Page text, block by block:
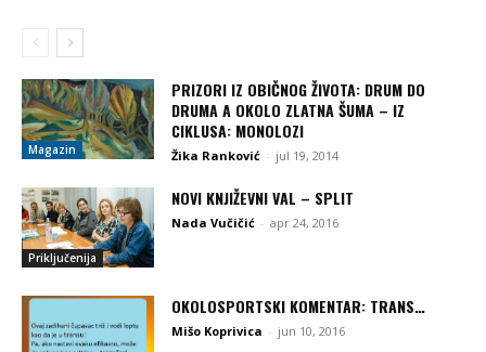
Magazin
PRIZORI IZ OBIČNOG ŽIVOTA: DRUM DO
DRUMA A OKOLO ZLATNA ŠUMA – IZ
CIKLUSA: MONOLOZI
Žika Ranković - jul 19, 2014
Priključenija
NOVI KNJIŽEVNI VAL – SPLIT
Nada Vučičić - apr 24, 2016
OKOLOSPORTSKI KOMENTAR: TRANS…
Mišo Koprivica - jun 10, 2016